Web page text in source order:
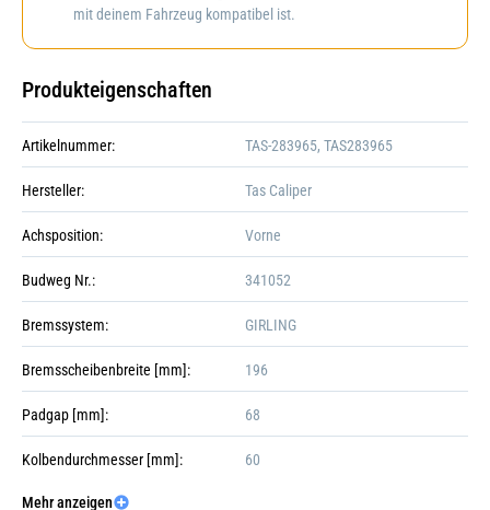
mit deinem Fahrzeug kompatibel ist.
Produkteigenschaften
Artikelnummer: TAS-283965, TAS283965
Hersteller: Tas Caliper
Achsposition: Vorne
Budweg Nr.: 341052
Bremssystem: GIRLING
Bremsscheibenbreite [mm]: 196
Padgap [mm]: 68
Kolbendurchmesser [mm]: 60
Kolbenanzahl:
Mehr anzeigen